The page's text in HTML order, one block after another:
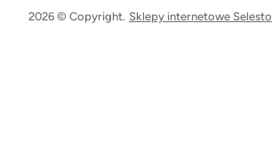
2026 © Copyright. Sklepy internetowe Selesto